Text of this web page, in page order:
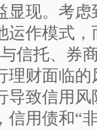
显现。考
运作模式
信托、券
理财面临
导致信用
信用债和“